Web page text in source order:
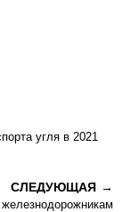
угля в 2021
СЛЕДУЮЩАЯ